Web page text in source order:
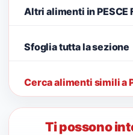
Altri alimenti in PESCE
Sfoglia tutta la sezione
Cerca alimenti simili a
Ti possono